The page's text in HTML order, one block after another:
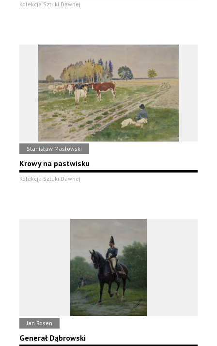
Kolekcja Sztuki Dawnej
Stanisław Masłowski
Krowy na pastwisku
Kolekcja Sztuki Dawnej
Jan Rosen
Generał Dąbrowski